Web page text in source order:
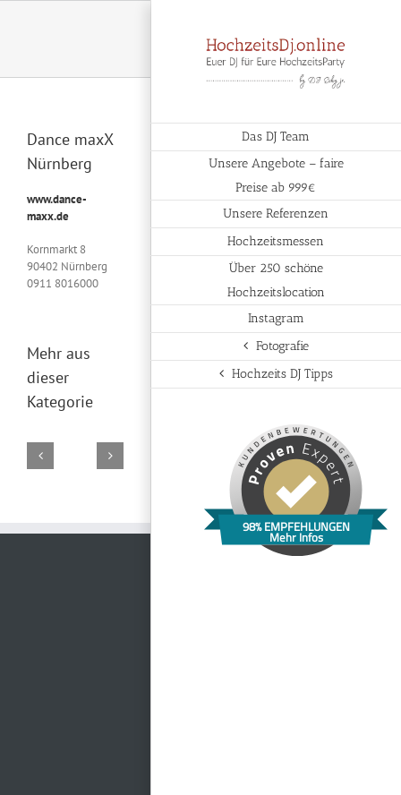
Das DJ Team
Unsere Angebote – faire
Preise ab 999€
Unsere Referenzen
Hochzeitsmessen
Über 250 schöne
Hochzeitslocation
Instagram
Fotografie
Hochzeits DJ Tipps
98% EMPFEHLUNGEN
Mehr Infos
Dance maxX
Nürnberg
www.dance-
maxx.de
Kornmarkt 8
90402 Nürnberg
0911 8016000
Mehr aus
dieser
Kategorie
Cultura
Seerose
Wirtsstadl
Goldener-